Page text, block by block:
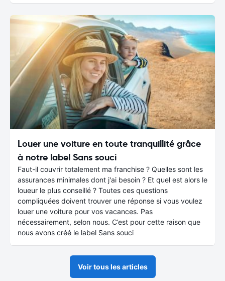
Louer une voiture en toute tranquillité grâce
à notre label Sans souci
Faut-il couvrir totalement ma franchise ? Quelles sont les
assurances minimales dont j'ai besoin ? Et quel est alors le
loueur le plus conseillé ? Toutes ces questions
compliquées doivent trouver une réponse si vous voulez
louer une voiture pour vos vacances. Pas
nécessairement, selon nous. C’est pour cette raison que
nous avons créé le label Sans souci
Voir tous les articles